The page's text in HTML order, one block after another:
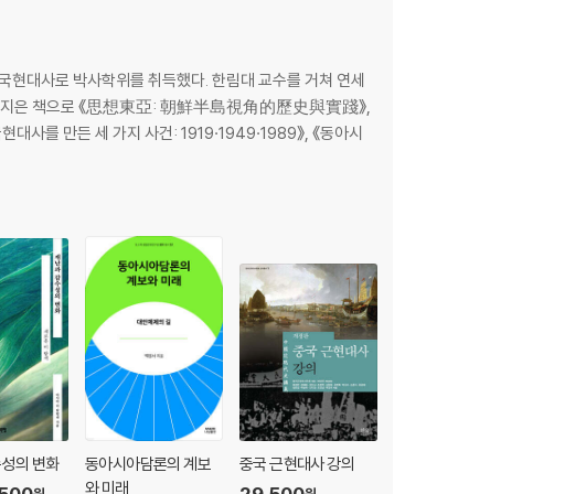
대사로 박사학위를 취득했다. 한림대 교수를 거쳐 연세
. 지은 책으로 《思想東亞: 朝鮮半島視角的歷史與實踐》,
대사를 만든 세 가지 사건: 1919·1949·1989》, 《동아시
의 변화
동아시아담론의 계보
와 미래
중국 근현대사 강의